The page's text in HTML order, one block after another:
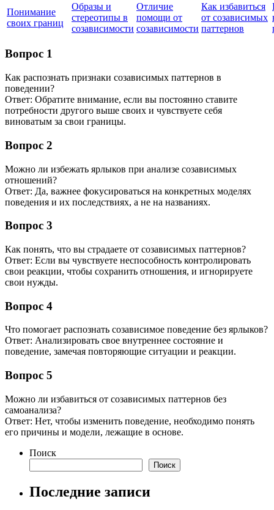
Понимание
своих границ
Образы и
стереотипы в
созависимости
Отличие
помощи от
созависимости
Как избавиться
от созависимых
паттернов
Вопрос 1
Как распознать признаки созависимых паттернов в
поведении?
Ответ: Обратите внимание, если вы постоянно ставите
потребности другого выше своих и чувствуете себя
виноватым за свои границы.
Вопрос 2
Можно ли избежать ярлыков при анализе созависимых
отношений?
Ответ: Да, важнее фокусироваться на конкретных моделях
поведения и их последствиях, а не на названиях.
Вопрос 3
Как понять, что вы страдаете от созависимых паттернов?
Ответ: Если вы чувствуете неспособность контролировать
свои реакции, чтобы сохранить отношения, и игнорируете
свои нужды.
Вопрос 4
Что помогает распознать созависимое поведение без ярлыков?
Ответ: Анализировать свое внутреннее состояние и
поведение, замечая повторяющие ситуации и реакции.
Вопрос 5
Можно ли избавиться от созависимых паттернов без
самоанализа?
Ответ: Нет, чтобы изменить поведение, необходимо понять
его причины и модели, лежащие в основе.
Поиск
Поиск
Последние записи